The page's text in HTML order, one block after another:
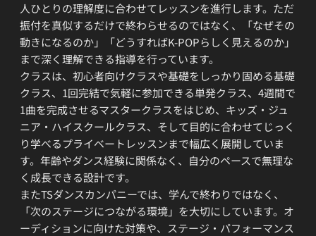
人ひとりの理解度に合わせてレッスンを進行します。ただ
振付を真似するだけで終わらせるのではなく、「なぜその
動きになるのか」「どうすればK-POPらしく見えるのか」
まで深く理解できる指導を行っています。
クラスは、初心者向けクラスや基礎をしっかり固める基礎
クラス、1回完結で気軽に参加できる単発クラス、4週間で
1曲を完成させるマスタークラスをはじめ、キッズ・ジュ
ニア・ハイスクールクラス、そして目的に合わせてじっく
り学べるプライベートレッスンまで幅広く展開していま
す。年齢やダンス経験に関係なく、自分のペースで無理な
く成長できる設計です。
またTSダンスカンパニーでは、学んで終わりではなく、
「次のステージにつながる環境」を大切にしています。オ
ーディションに向けた対策や、ステージ・パフォーマンス